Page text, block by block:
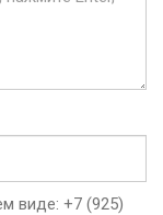
виде: +7 (925)